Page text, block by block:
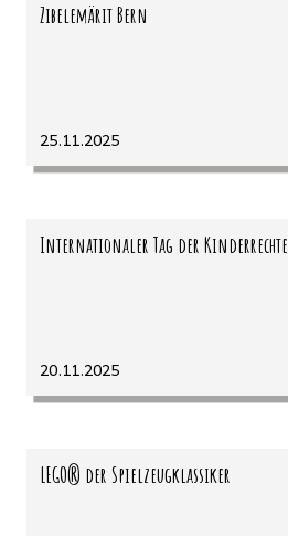
Zibelemärit Bern
25.11.2025
Internationaler Tag der Kinderrechte
20.11.2025
LEGO® der Spielzeugklassiker